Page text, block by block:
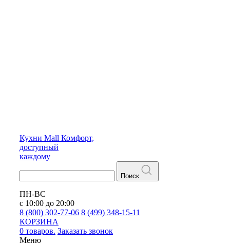
Кухни Mall Комфорт,
доступный
каждому
Поиск
ПН-ВС
с 10:00 до 20:00
8 (800) 302-77-06 8 (499) 348-15-11
КОРЗИНА
0 товаров. Заказать звонок
Меню